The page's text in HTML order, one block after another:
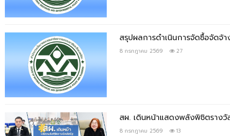
สรุปผลการดำเนินการจัดซื้อจัดจ้
8 กรกฎาคม 2569 27
สผ. เดินหน้าแสดงพลังพิชิตราง
8 กรกฎาคม 2569 13